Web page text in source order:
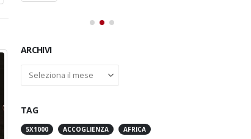
ARCHIVI
Archivi
TAG
5X1000 ACCOGLIENZA
AFRICA